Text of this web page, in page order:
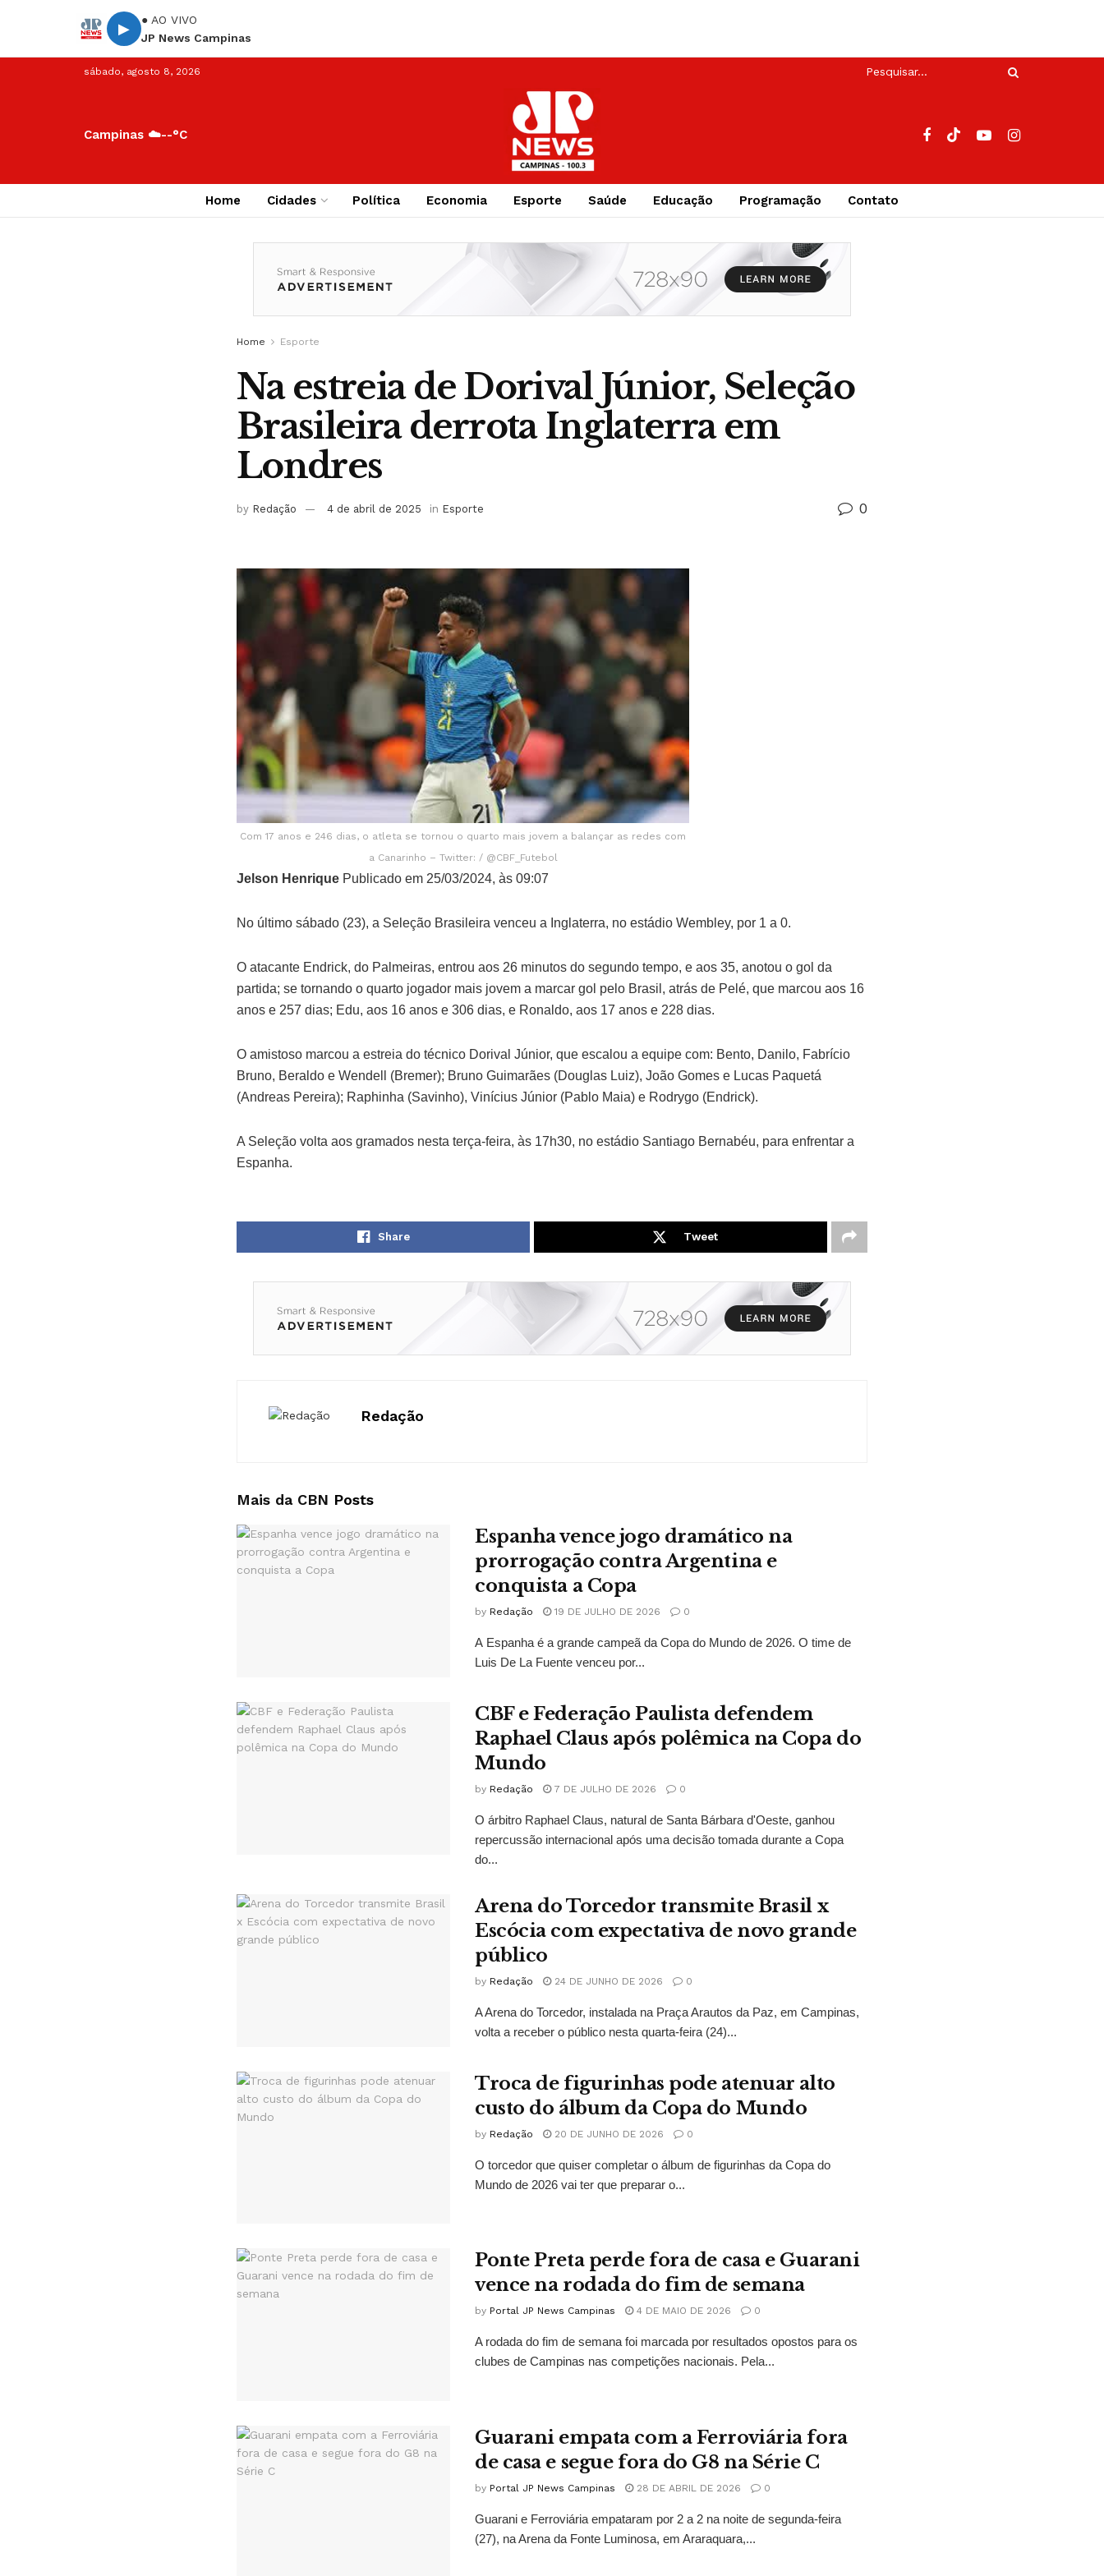
▶
● AO VIVO
JP News Campinas
sábado, agosto 8, 2026
Campinas ☁️--°C
Home Cidades Política Economia Esporte Saúde Educação Programação Contato
Home Esporte
Na estreia de Dorival Júnior, Seleção
Brasileira derrota Inglaterra em
Londres
by Redação 4 de abril de 2025 in Esporte 0
Com 17 anos e 246 dias, o atleta se tornou o quarto mais jovem a balançar as redes com
a Canarinho – Twitter: / @CBF_Futebol
Jelson Henrique Publicado em 25/03/2024, às 09:07
No último sábado (23), a Seleção Brasileira venceu a Inglaterra, no estádio Wembley, por 1 a 0.
O atacante Endrick, do Palmeiras, entrou aos 26 minutos do segundo tempo, e aos 35, anotou o gol da
partida; se tornando o quarto jogador mais jovem a marcar gol pelo Brasil, atrás de Pelé, que marcou aos 16
anos e 257 dias; Edu, aos 16 anos e 306 dias, e Ronaldo, aos 17 anos e 228 dias.
O amistoso marcou a estreia do técnico Dorival Júnior, que escalou a equipe com: Bento, Danilo, Fabrício
Bruno, Beraldo e Wendell (Bremer); Bruno Guimarães (Douglas Luiz), João Gomes e Lucas Paquetá
(Andreas Pereira); Raphinha (Savinho), Vinícius Júnior (Pablo Maia) e Rodrygo (Endrick).
A Seleção volta aos gramados nesta terça-feira, às 17h30, no estádio Santiago Bernabéu, para enfrentar a
Espanha.
Share Tweet
Redação
Mais da CBN Posts
Espanha vence jogo dramático na
prorrogação contra Argentina e
conquista a Copa
by Redação 19 DE JULHO DE 2026 0
A Espanha é a grande campeã da Copa do Mundo de 2026. O time de
Luis De La Fuente venceu por...
CBF e Federação Paulista defendem
Raphael Claus após polêmica na Copa do
Mundo
by Redação 7 DE JULHO DE 2026 0
O árbitro Raphael Claus, natural de Santa Bárbara d'Oeste, ganhou
repercussão internacional após uma decisão tomada durante a Copa
do...
Arena do Torcedor transmite Brasil x
Escócia com expectativa de novo grande
público
by Redação 24 DE JUNHO DE 2026 0
A Arena do Torcedor, instalada na Praça Arautos da Paz, em Campinas,
volta a receber o público nesta quarta-feira (24)...
Troca de figurinhas pode atenuar alto
custo do álbum da Copa do Mundo
by Redação 20 DE JUNHO DE 2026 0
O torcedor que quiser completar o álbum de figurinhas da Copa do
Mundo de 2026 vai ter que preparar o...
Ponte Preta perde fora de casa e Guarani
vence na rodada do fim de semana
by Portal JP News Campinas 4 DE MAIO DE 2026 0
A rodada do fim de semana foi marcada por resultados opostos para os
clubes de Campinas nas competições nacionais. Pela...
Guarani empata com a Ferroviária fora
de casa e segue fora do G8 na Série C
by Portal JP News Campinas 28 DE ABRIL DE 2026 0
Guarani e Ferroviária empataram por 2 a 2 na noite de segunda-feira
(27), na Arena da Fonte Luminosa, em Araraquara,...